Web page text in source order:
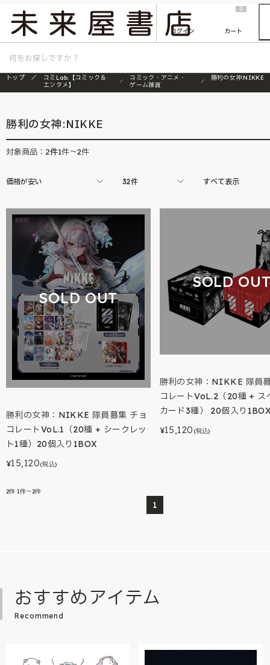
『ONE PIECE magazine 021 ONE PIECEカード付き同梱版』発売延期のご案内
ログイン
0
カート
トップ
コミLab.【コミック＆
エンタメ】
コミック・アニメ・
ゲーム雑貨
勝利の女神:NIKKE
勝利の女神:NIKKE
対象商品： 2件1件～2件
価格が安い 32件 すべて表示
SOLD OUT
勝利の女神：NIKKE 隊員募集 チョ
コレートVoL.1（20種 + シークレッ
ト1種）20個入り1BOX
¥15,120(税込)
SOLD
勝利の女神：NIKKE 隊員
コレートVoL.2（20種 + ス
カード3種） 20個入り
¥15,120 (税込)
2件 1件～2件
1
おすすめアイテム
Recommend